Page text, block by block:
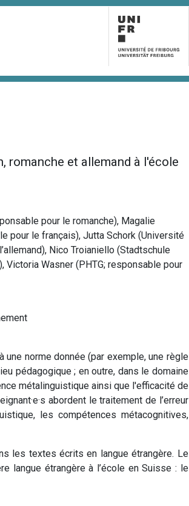
romanche et allemand à l'école
pour le romanche), Magalie
pour le français), Jutta Schork (Université
Nico Troianiello (Stadtschule
Victoria Wasner (PHTG; responsable pour
norme donnée (par exemple, une règle
pédagogique ; en outre, dans le domaine
métalinguistique ainsi que l'efficacité de
abordent le traitement de l’erreur
les compétences métacognitives,
les textes écrits en langue étrangère. Le
langue étrangère à l’école en Suisse : le